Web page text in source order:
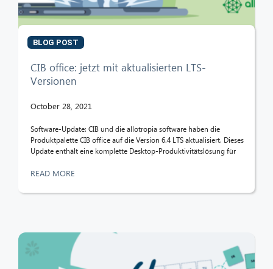
BLOG POST
CIB office: jetzt mit aktualisierten LTS-
Versionen
October 28, 2021
Software-Update: CIB und die allotropia software haben die
Produktpalette CIB office auf die Version 6.4 LTS aktualisiert. Dieses
Update enthält eine komplette Desktop-Produktivitätslösung für
READ MORE